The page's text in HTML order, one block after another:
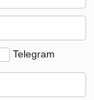
Telegram